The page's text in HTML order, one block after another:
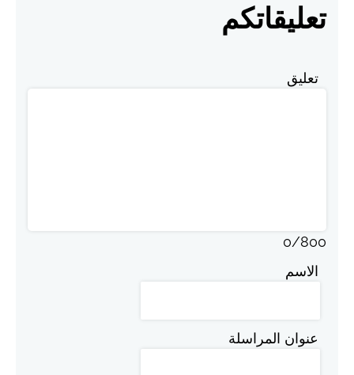
تعليقاتكم
تعليق
0/800
الاسم
عنوان المراسلة